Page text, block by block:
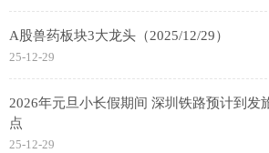
A股兽药板块3大龙头（2025/12/29）
25-12-29
2026年元旦小长假期间 深圳铁路预计到发旅客293.9万人次|观热
点
25-12-29